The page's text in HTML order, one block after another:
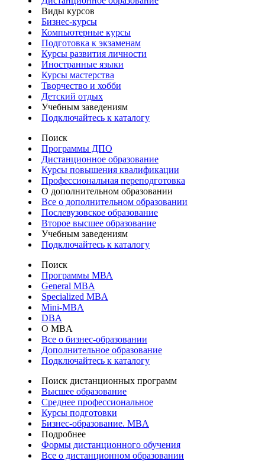
Виды курсов
Бизнес-курсы
Компьютерные курсы
Подготовка к экзаменам
Курсы развития личности
Иностранные языки
Курсы мастерства
Творчество и хобби
Детский отдых
Учебным заведениям
Подключайтесь к каталогу
Поиск
Программы ДПО
Дистанционное образование
Курсы повышения квалификации
Профессиональная переподготовка
О дополнительном образовании
Все о дополнительном образовании
Послевузовское образование
Второе высшее образование
Учебным заведениям
Подключайтесь к каталогу
Поиск
Программы МВА
General MBA
Specialized MBA
Mini-MBA
DBA
О MBA
Все о бизнес-образовании
Дополнительное образование
Подключайтесь к каталогу
Поиск дистанционных программ
Высшее образование
Среднее профессиональное
Курсы подготовки
Бизнес-образование. MBA
Подробнее
Формы дистанционного обучения
Все о дистанционном образовании